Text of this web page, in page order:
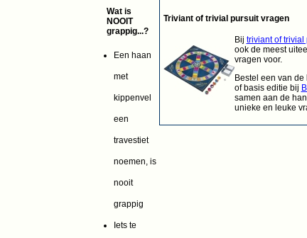
Wat is
NOOIT
grappig...?
Een haan
met
kippenvel
een
travestiet
noemen, is
nooit
grappig
Iets te
Triviant of trivial pursuit vragen
Bij triviant of trivial
ook de meest
vragen voor.
Bestel een van
of basis editie bij
samen aan de
unieke en leuke